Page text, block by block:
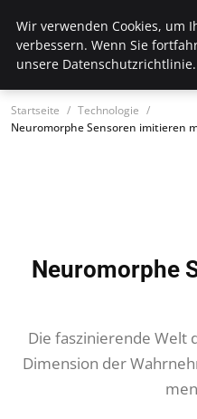
Wk Institut
Startseite
Technologie
Neuromorphe Sensoren imitieren
Neuromorphe
Die faszinierende Welt
Dimension der
Wir verwenden Cookies, um
verbessern. Wenn Sie
unsere Datenschutzrichtlinie.